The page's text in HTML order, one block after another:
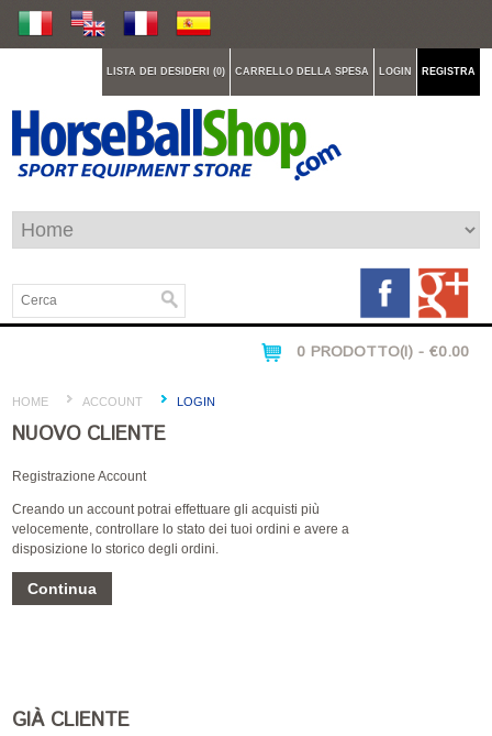
LISTA DEI DESIDERI (0) CARRELLO DELLA SPESA LOGIN REGISTRA
0 PRODOTTO(I) - €0.00
HOME ACCOUNT LOGIN
NUOVO CLIENTE
Registrazione Account
Creando un account potrai effettuare gli acquisti più
velocemente, controllare lo stato dei tuoi ordini e avere a
disposizione lo storico degli ordini.
GIÀ CLIENTE